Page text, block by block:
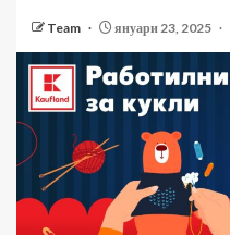
Team януари 23, 2025